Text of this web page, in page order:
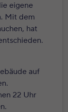
eigene
Mit dem
hat
auf
22 Uhr